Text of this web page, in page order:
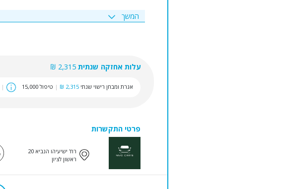
המשך
עלות אחזקה שנתית 2,315 ₪
אגרת ומבחן רישוי שנתי 2,315 ₪
| טיפול 15,000 |
פרטי התקשרות
רח' ישיעיהו הנביא 20
ראשון לציון